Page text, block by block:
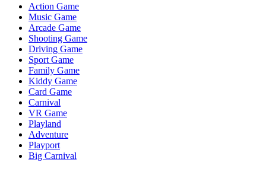
Action Game
Music Game
Arcade Game
Shooting Game
Driving Game
Sport Game
Family Game
Kiddy Game
Card Game
Carnival
VR Game
Playland
Adventure
Playport
Big Carnival